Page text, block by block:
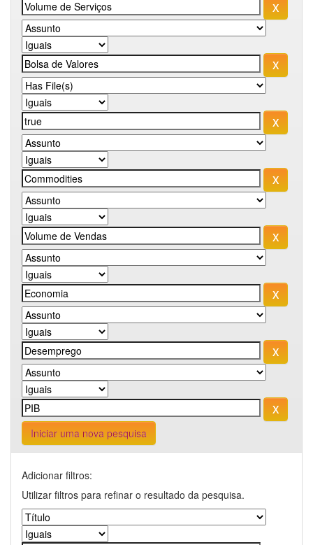
Iniciar uma nova pesquisa
Adicionar filtros:
Utilizar filtros para refinar o resultado da pesquisa.